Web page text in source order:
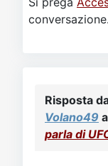
conversazione.
Risposta
Volano49
parla di